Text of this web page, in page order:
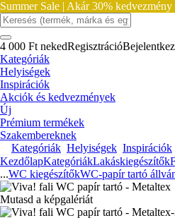
Summer Sale | Akár 30%
4 000 Ft nekedRegisztráció
Kategóriák
Helyiségek
Inspirációk
Akciók és kedvezmények
Új
Prémium termékek
Szakembereknek
Kategóriák Helyiségek Inspirációk
KezdőlapKategóriákLakáskiegészítők
...WC kiegészítőkWC-papír tartó
Mutasd a képgalériát